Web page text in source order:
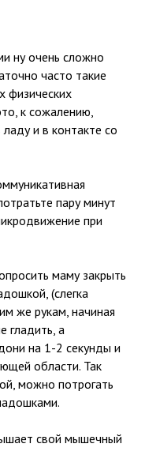
ну очень сложно
часто такие
физических
к сожалению,
и в контакте со
пару минут
при
маму закрыть
(слегка
же рукам, начиная
гладить, а
на 1-2 секунды и
области. Так
можно потрогать
свой мышечный